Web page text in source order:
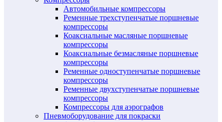
Автомобильные компрессоры
Ременные трехступенчатые поршневые
компрессоры
Коаксиальные масляные поршневые
компрессоры
Коаксиальные безмасляные поршневые
компрессоры
Ременные одноступенчатые поршневые
компрессоры
Ременные двухступенчатые поршневые
компрессоры
Компрессоры для аэрографов
Пневмоборудование для покраски